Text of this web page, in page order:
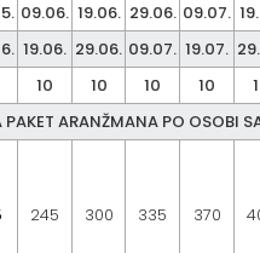
09.06. 19.06. 29.06. 09.07.
19.06. 29.06. 09.07. 19.07.
10 10 10 10
PAKET ARANŽMANA PO OSOBI
245 300 335 370